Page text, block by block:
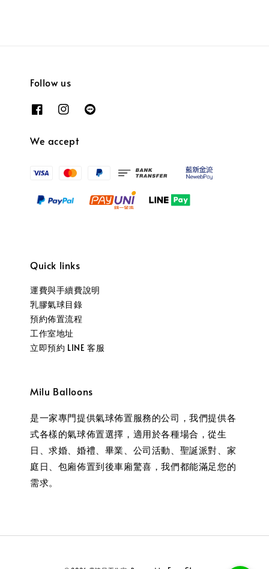
Follow us
We accept
Quick links
運費與手續費說明
乳膠氣球目錄
預約佈置流程
工作室地址
立即預約 LINE 客服
Milu Balloons
是一家專門提供氣球佈置服務的公司，我們提供各
式各樣的氣球佈置選擇，適用於各種場合，從生
日、求婚、婚禮、畢業、公司活動、聖誕派對、家
庭日、包廂佈置到後車廂驚喜，我們都能滿足您的
需求。